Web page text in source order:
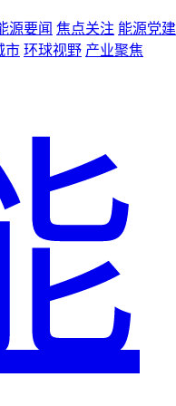
源要闻 焦点关注 能源党建
市 环球视野 产业聚焦